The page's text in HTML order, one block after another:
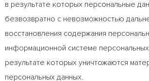
в результате которых персональные
безвозвратно с невозможностью
восстановления содержания
информационной системе персональных
результате которых уничтожаются
персональных данных.